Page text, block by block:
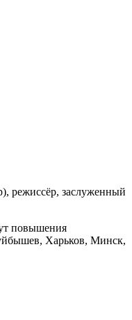
режиссёр, заслуженный
повышения
Харьков, Минск,